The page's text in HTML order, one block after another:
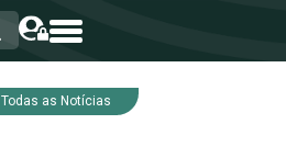
Todas as Notícias